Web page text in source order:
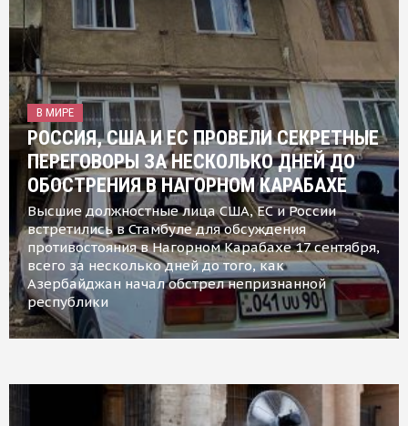
В МИРЕ
РОССИЯ, США И ЕС ПРОВЕЛИ СЕКРЕТНЫЕ
ПЕРЕГОВОРЫ ЗА НЕСКОЛЬКО ДНЕЙ ДО
ОБОСТРЕНИЯ В НАГОРНОМ КАРАБАХЕ
Высшие должностные лица США, ЕС и России
встретились в Стамбуле для обсуждения
противостояния в Нагорном Карабахе 17 сентября,
всего за несколько дней до того, как
Азербайджан начал обстрел непризнанной
республики